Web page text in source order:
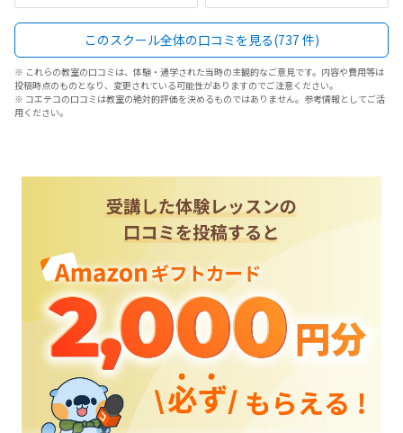
このスクール全体の口コミを見る(737 件)
※ これらの教室の口コミは、体験・通学された当時の主観的なご意見です。内容や費用等は
投稿時点のものとなり、変更されている可能性がありますのでご注意ください。
※ コエテコの口コミは教室の絶対的評価を決めるものではありません。参考情報としてご活
用ください。